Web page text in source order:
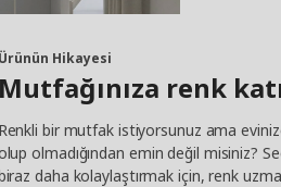
Ürünün Hikayesi
Mutfağınıza renk
Renkli bir mutfak istiyorsunuz ama
olmadığından emin değil misiniz?
daha kolaylaştırmak için, renk